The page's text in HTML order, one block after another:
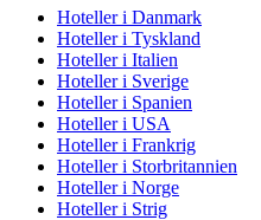
Hoteller i Danmark
Hoteller i Tyskland
Hoteller i Italien
Hoteller i Sverige
Hoteller i Spanien
Hoteller i USA
Hoteller i Frankrig
Hoteller i Storbritannien
Hoteller i Norge
Hoteller i Strig